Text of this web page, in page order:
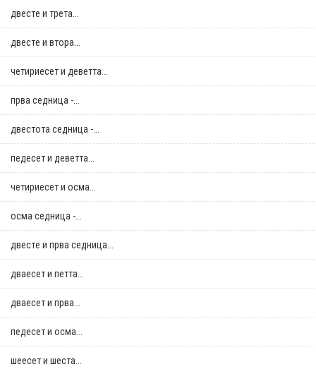
двестe и трета...
двестe и втора...
четириесет и деветта...
прва седница -...
двестота седница -...
педесет и деветта...
четириесет и осма...
осма седница -...
двестe и прва седница...
дваесет и петта...
дваесет и прва...
педесет и осма...
шеесет и шеста...